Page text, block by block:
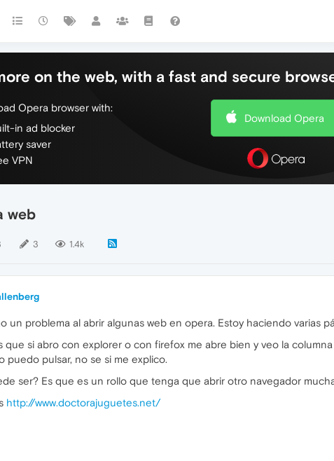
on the web, with a fast and secure
Opera browser with:
in ad blocker
saver
VPN
Download Opera
web
3 1.4k
un problema al abrir algunas web en opera. Estoy haciendo varias
que si abro con explorer o con firefox me abre bien y veo la
puedo pulsar, no se si me explico.
ser? Es que es un rollo que tenga que abrir otro navegador
http://www.doctorajuguetes.net/